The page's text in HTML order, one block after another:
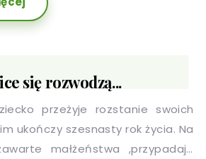
się racjonalnie podchodzić do
pracę, plany czy płynność
się rozwodzą...
przeżyje rozstanie swoich
ukończy szesnasty rok życia. Na
małżeństwa ,przypadają